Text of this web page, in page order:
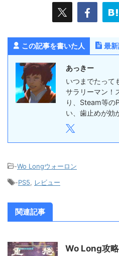
この記事を書いた人 最
あっきー
いつまでたって
サラリーマン！
り、Steam等の
い、歯止めが効
-Wo Longウォーロン
-PS5 レビュー
関連記事
Wo Long攻